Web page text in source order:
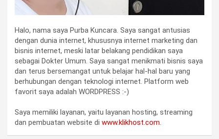
Halo, nama saya Purba Kuncara. Saya sangat antusias
dengan dunia internet, khususnya internet marketing dan
bisnis internet, meski latar belakang pendidikan saya
sebagai Dokter Umum. Saya sangat menikmati bisnis saya
dan terus bersemangat untuk belajar hal-hal baru yang
berhubungan dengan teknologi internet. Platform web
favorit saya adalah WORDPRESS :-)
Saya memiliki layanan, yaitu layanan hosting, streaming
dan pembuatan website di www.klikhost.com.